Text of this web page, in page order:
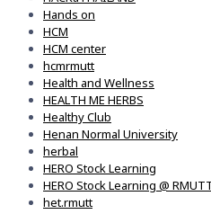
Hands on
HCM
HCM center
hcmrmutt
Health and Wellness
HEALTH ME HERBS
Healthy Club
Henan Normal University
herbal
HERO Stock Learning
HERO Stock Learning @
het.rmutt